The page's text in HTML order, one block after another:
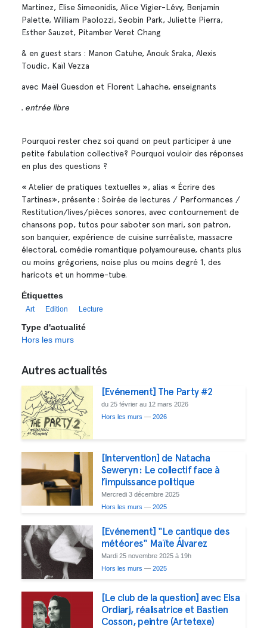
Martinez, Elise Simeonidis, Alice Vigier-Lévy, Benjamin
Palette, William Paolozzi, Seobin Park, Juliette Pierra,
Esther Sauzet, Pitamber Veret Chang
& en guest stars : Manon Catuhe, Anouk Sraka, Alexis
Toudic, Kaïl Vezza
avec Maël Guesdon et Florent Lahache, enseignants
. entrée libre
Pourquoi rester chez soi quand on peut participer à une
petite fabulation collective? Pourquoi vouloir des réponses
en plus des questions ?
« Atelier de pratiques textuelles », alias « Écrire des
Tartines», présente : Soirée de lectures / Performances /
Restitution/lives/pièces sonores, avec contournement de
chansons pop, tutos pour saboter son mari, son patron,
son banquier, expérience de cuisine surréaliste, massacre
électoral, comédie romantique polyamoureuse, chants plus
ou moins grégoriens, noise plus ou moins degré 1, des
haricots et un homme-tube.
Étiquettes
Art Edition Lecture
Type d'actualité
Hors les murs
Autres actualités
[Evénement] The Party #2
du 25 février au 12 mars 2026
Hors les murs — 2026
[Intervention] de Natacha
Seweryn : Le collectif face à
l’impuissance politique
Mercredi 3 décembre 2025
Hors les murs — 2025
[Evénement] "Le cantique des
météores" Maïte Álvarez
Mardi 25 novembre 2025 à 19h
Hors les murs — 2025
[Le club de la question] avec Elsa
Ordiarj, réalisatrice et Bastien
Cosson, peintre (Artetexe)